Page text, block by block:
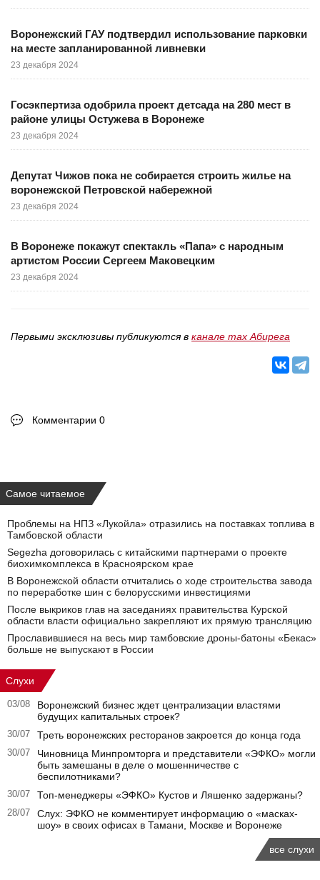
Воронежский ГАУ подтвердил использование парковки
на месте запланированной ливневки
23 декабря 2024
Госэкпертиза одобрила проект детсада на 280 мест в
районе улицы Остужева в Воронеже
23 декабря 2024
Депутат Чижов пока не собирается строить жилье на
воронежской Петровской набережной
23 декабря 2024
В Воронеже покажут спектакль «Папа» с народным
артистом России Сергеем Маковецким
23 декабря 2024
Первыми эксклюзивы публикуются в канале max Абирега
Комментарии 0
Самое читаемое
Проблемы на НПЗ «Лукойла» отразились на поставках топлива в
Тамбовской области
Segezha договорилась с китайскими партнерами о проекте
биохимкомплекса в Красноярском крае
В Воронежской области отчитались о ходе строительства завода
по переработке шин с белорусскими инвестициями
После выкриков глав на заседаниях правительства Курской
области власти официально закрепляют их прямую трансляцию
Прославившиеся на весь мир тамбовские дроны-батоны «Бекас»
больше не выпускают в России
Слухи
03/08
Воронежский бизнес ждет централизации властями
будущих капитальных строек?
30/07 Треть воронежских ресторанов закроется до конца года
30/07
Чиновница Минпромторга и представители «ЭФКО» могли
быть замешаны в деле о мошенничестве с
беспилотниками?
30/07 Топ-менеджеры «ЭФКО» Кустов и Ляшенко задержаны?
28/07
Слух: ЭФКО не комментирует информацию о «масках-
шоу» в своих офисах в Тамани, Москве и Воронеже
все слухи